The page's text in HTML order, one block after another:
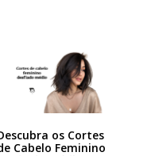
os Cortes
Cabelo Feminino